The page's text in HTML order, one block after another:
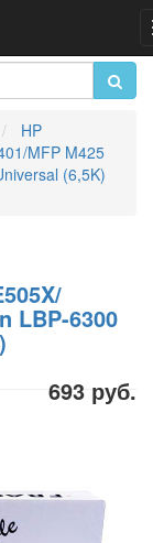
HP
MFP M425
(6,5K)
LBP-6300
693 руб.